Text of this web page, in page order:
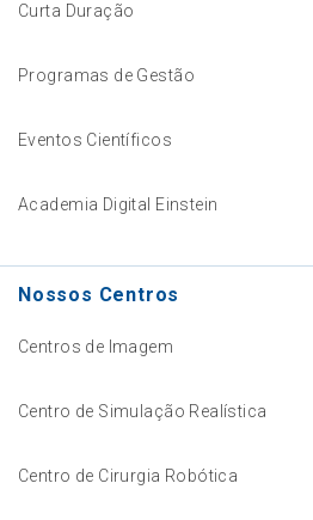
Curta Duração
Programas de Gestão
Eventos Científicos
Academia Digital Einstein
Nossos Centros
Centros de Imagem
Centro de Simulação Realística
Centro de Cirurgia Robótica